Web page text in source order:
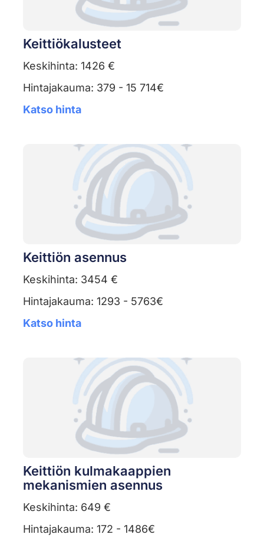
Keittiökalusteet
Keskihinta: 1426 €
Hintajakauma: 379 - 15 714€
Katso hinta
Keittiön asennus
Keskihinta: 3454 €
Hintajakauma: 1293 - 5763€
Katso hinta
Keittiön kulmakaappien
mekanismien asennus
Keskihinta: 649 €
Hintajakauma: 172 - 1486€